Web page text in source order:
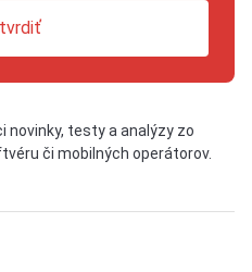
novinky, testy a analýzy zo
či mobilných operátorov.